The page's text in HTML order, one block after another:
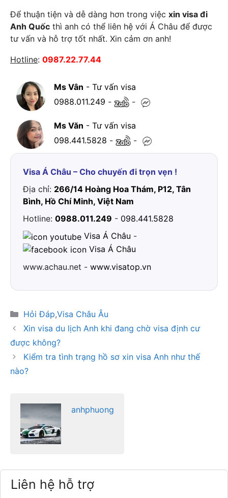
Để thuận tiện và dễ dàng hơn trong việc xin visa đi
Anh Quốc thì anh có thể liên hệ với Á Châu để được
tư vấn và hỗ trợ tốt nhất. Xin cảm ơn anh!
Hotline: 0987.22.77.44
Ms Vân - Tư vấn visa
0988.011.249 - -
Ms Văn - Tư vấn visa
098.441.5828 - -
Visa Á Châu – Cho chuyến đi trọn vẹn !
Địa chỉ: 266/14 Hoàng Hoa Thám, P12, Tân
Bình, Hồ Chí Minh, Việt Nam
Hotline: 0988.011.249 - 098.441.5828
Visa Á Châu -
Visa Á Châu
www.achau.net - www.visatop.vn
Danh
mục
Hỏi Đáp,Visa Châu Âu
Xin visa du lịch Anh khi đang chờ visa định cư
được không?
Kiểm tra tình trạng hồ sơ xin visa Anh như thế
nào?
anhphuong
Liên hệ hỗ trợ